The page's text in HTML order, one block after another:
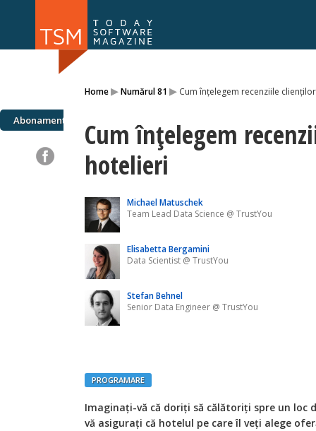
Home▸Numărul 81 ▸ Cum înţelegem recenziile
Abonamente
Cum înţelegem
hotelieri
Michael Matuschek
Team Lead Data Science @ TrustYou
Elisabetta Bergamini
Data Scientist @ TrustYou
Stefan Behnel
Senior Data Engineer @ TrustYou
PROGRAMARE
Imaginaţi-vă că doriţi să călătoriţi spre un loc
vă asiguraţi că hotelul pe care îl veţi alege